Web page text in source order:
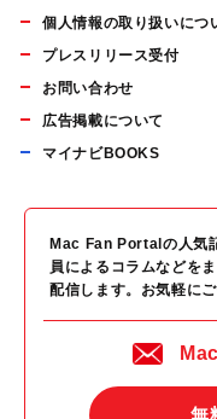
個人情報の取り扱いにつ
プレスリリース受付
お問い合わせ
広告掲載について
マイナビBOOKS
Mac Fan Portalの人気
員によるコラムなどを
配信します。お気軽に
無